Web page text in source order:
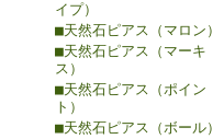
イプ）
■天然石ピアス（マロン）
■天然石ピアス（マーキ
ス）
■天然石ピアス（ポイン
ト）
■天然石ピアス（ボール）